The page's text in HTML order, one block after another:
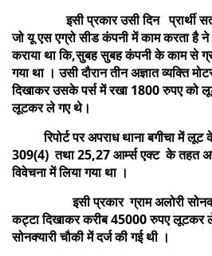
इसी प्रकार उसी दिन प्रार्थी सतीश
जो यू एस एग्रो सीड कंपनी में काम करता है ने
कराया था कि,सुबह सुबह कंपनी के काम से
गया था । उसी दौरान तीन अज्ञात व्यक्ति
दिखाकर उसके पर्स में रखा 1800 रुपए को
लूटकर ले गए थे।
रिपोर्ट पर अपराध थाना बगीचा में लूट
309(4) तथा 25,27 आर्म्स एक्ट के तहत
विवेचना में लिया गया था ।
इसी प्रकार ग्राम अलोरी
कट्टा दिखाकर करीब 45000 रुपए लूटकर
सोनक्यारी चौकी में दर्ज की गई थी ।